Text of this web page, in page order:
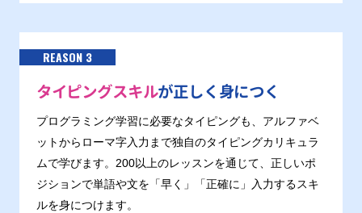
REASON 3
タイピングスキルが正しく身につく
プログラミング学習に必要なタイピングも、アルファベ
ットからローマ字入力まで独自のタイピングカリキュラ
ムで学びます。200以上のレッスンを通じて、正しいポ
ジションで単語や文を「早く」「正確に」入力するスキ
ルを身につけます。